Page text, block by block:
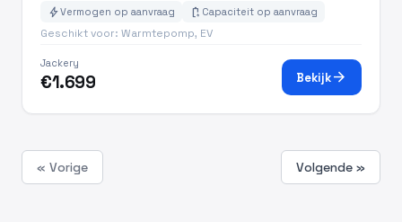
boltVermogen op aanvraag battery_charging_full Capaciteit op aanvraag
Geschikt voor: Warmtepomp, EV
Jackery
€1.699 Bekijkarrow_forward
« Vorige Volgende »